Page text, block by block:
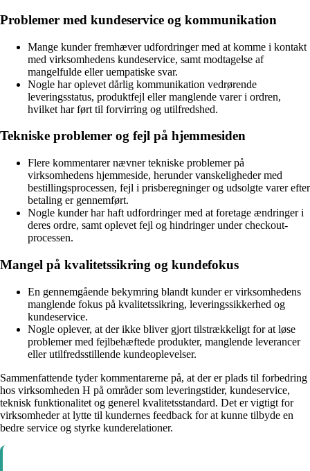
Problemer med kundeservice og kommunikation
Mange kunder fremhæver udfordringer med at komme i kontakt
med virksomhedens kundeservice, samt modtagelse af
mangelfulde eller uempatiske svar.
Nogle har oplevet dårlig kommunikation vedrørende
leveringsstatus, produktfejl eller manglende varer i ordren,
hvilket har ført til forvirring og utilfredshed.
Tekniske problemer og fejl på hjemmesiden
Flere kommentarer nævner tekniske problemer på
virksomhedens hjemmeside, herunder vanskeligheder med
bestillingsprocessen, fejl i prisberegninger og udsolgte varer efter
betaling er gennemført.
Nogle kunder har haft udfordringer med at foretage ændringer i
deres ordre, samt oplevet fejl og hindringer under checkout-
processen.
Mangel på kvalitetssikring og kundefokus
En gennemgående bekymring blandt kunder er virksomhedens
manglende fokus på kvalitetssikring, leveringssikkerhed og
kundeservice.
Nogle oplever, at der ikke bliver gjort tilstrækkeligt for at løse
problemer med fejlbehæftede produkter, manglende leverancer
eller utilfredsstillende kundeoplevelser.
Sammenfattende tyder kommentarerne på, at der er plads til forbedring
hos virksomheden H på områder som leveringstider, kundeservice,
teknisk funktionalitet og generel kvalitetsstandard. Det er vigtigt for
virksomheder at lytte til kundernes feedback for at kunne tilbyde en
bedre service og styrke kunderelationer.